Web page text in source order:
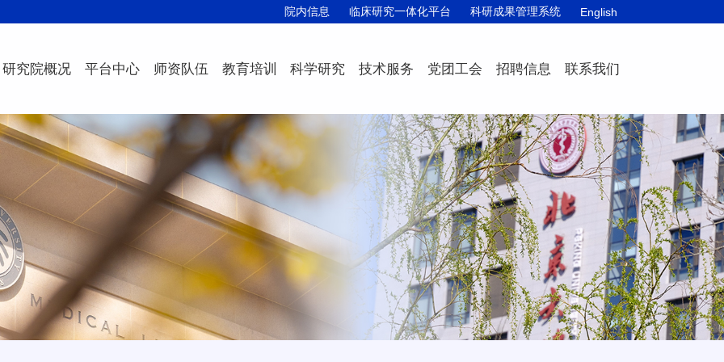
院内信息 临床研究一体化平台 科研成果管理系统 English
研究院概况 平台中心 师资队伍 教育培训 科学研究 技术服务 党团工会 招聘信息 联系我们